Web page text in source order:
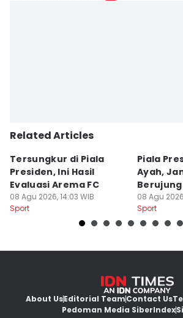
Related Articles
Tersungkur di Piala
Presiden, Ini Hasil
Evaluasi Arema FC
08 Agu 2026, 14:03 WIB
Sport
Piala
Ayah,
08 Agu
Sport
About UsEditorial TeamContact Us
Pedoman Media SiberIndex